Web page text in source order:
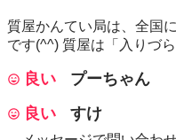
質屋かんてい局は、全国
です(^^) 質屋は「入りづ
良い
プーちゃん
良い
すけ